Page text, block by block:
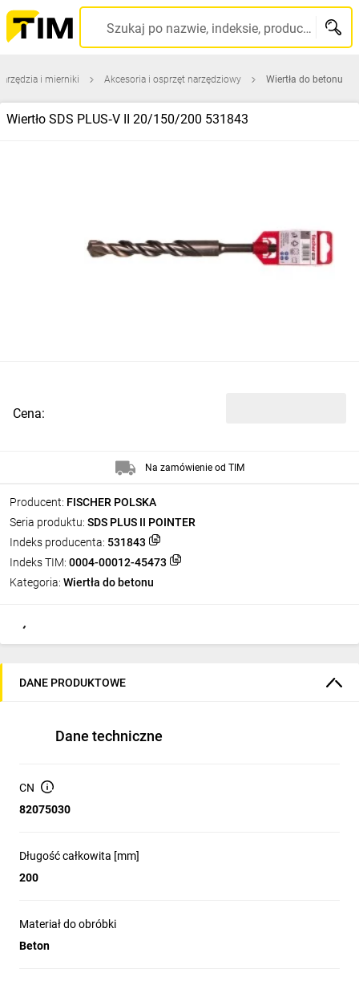
Szukaj po nazwie, indeksie, producencie, kodzie kreskowym...
i mierniki Akcesoria i osprzęt narzędziowy Wiertła do betonu
Wiertło SDS PLUS‑V II 20/150/200 531843
Producent: FISCHER POLSKA
Seria produktu: SDS PLUS II POINTER
Indeks producenta: 531843
Indeks TIM: 0004-00012-45473
Kategoria: Wiertła do betonu
Cena:
Na zamówienie od TIM
DANE PRODUKTOWE
Dane techniczne
CN
82075030
Długość całkowita [mm]
200
Materiał do obróbki
Beton